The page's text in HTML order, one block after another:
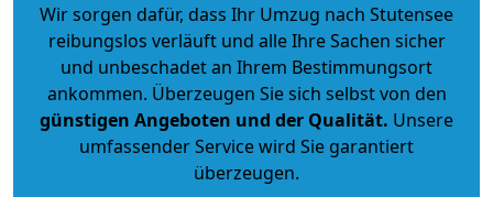
Wir sorgen dafür, dass Ihr Umzug nach Stutensee
reibungslos verläuft und alle Ihre Sachen sicher
und unbeschadet an Ihrem Bestimmungsort
ankommen. Überzeugen Sie sich selbst von den
günstigen Angeboten und der Qualität. Unsere
umfassender Service wird Sie garantiert
überzeugen.